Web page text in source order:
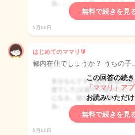
無料で続きを見
5月11日
はじめてのママリ🔰
都内在住でしょうか？ うちの子…
この回答の続
「ママリ」アプ
お読みいただけ
無料で続きを見
5月11日